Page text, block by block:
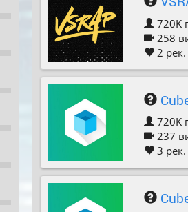
720K
258
2
720K
237
3